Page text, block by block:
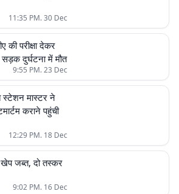
11:35 PM. 30 Dec
की परीक्षा देकर
सड़क दुर्घटना में मौत
9:55 PM. 23 Dec
स्टेशन मास्टर ने
कराने पहुंची
12:29 PM. 18 Dec
खेप जब्त, दो तस्कर
9:02 PM. 16 Dec